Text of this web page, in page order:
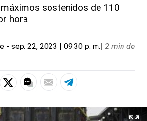
sostenidos de 110
hora
- sep. 22, 2023 | 09:30 p. m.| 2 min de